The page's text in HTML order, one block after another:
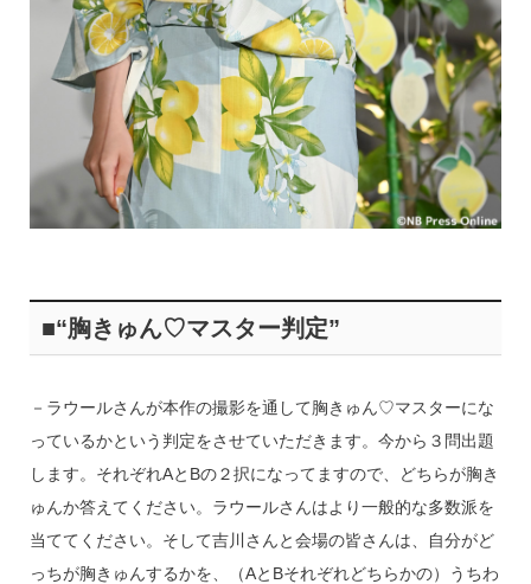
■“胸きゅん♡マスター判定”
－ラウールさんが本作の撮影を通して胸きゅん♡マスターにな
っているかという判定をさせていただきます。今から３問出題
します。それぞれAとBの２択になってますので、どちらが胸き
ゅんか答えてください。ラウールさんはより一般的な多数派を
当ててください。そして吉川さんと会場の皆さんは、自分がど
っちが胸きゅんするかを、（AとBそれぞれどちらかの）うちわ